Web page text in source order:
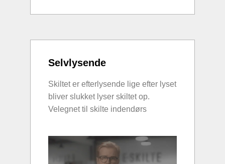
Selvlysende
Skiltet er efterlysende lige efter lyset
bliver slukket lyser skiltet op.
Velegnet til skilte indendørs